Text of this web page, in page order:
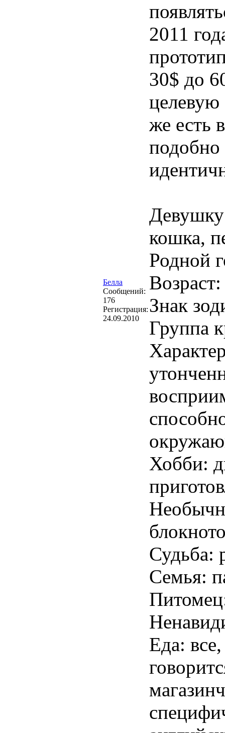
Белла
Cообщений:
176
Регистрация:
24.09.2010
2011
30$ до
целевую
же есть
кошка,
Родной
Знак
Группа
Хобби:
Судьба:
Семья:
Еда: